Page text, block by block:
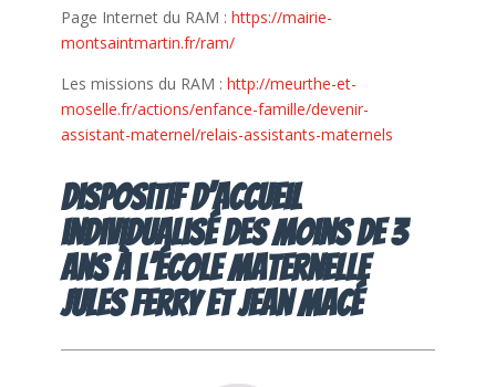
Page Internet du RAM : https://mairie-
montsaintmartin.fr/ram/
Les missions du RAM : http://meurthe-et-
moselle.fr/actions/enfance-famille/devenir-
assistant-maternel/relais-assistants-maternels
Dispositif d’accueil
individualisé des moins de 3
ans à l’école Maternelle
Jules FERRY et Jean Macé